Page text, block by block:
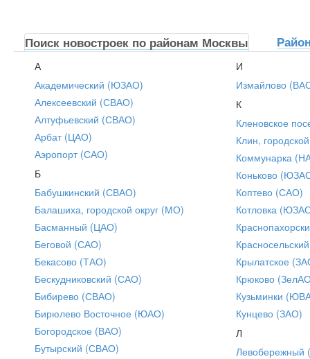
Поиск новостроек по районам Москвы
А
Академический (ЮЗАО)
Алексеевский (СВАО)
Алтуфьевский (СВАО)
Арбат (ЦАО)
Аэропорт (САО)
Б
Бабушкинский (СВАО)
Балашиха, городской округ (МО)
Басманный (ЦАО)
Беговой (САО)
Бекасово (ТАО)
Бескудниковский (САО)
Бибирево (СВАО)
Бирюлево Восточное (ЮАО)
Богородское (ВАО)
Бутырский (СВАО)
И
Измайлово
К
Кленовское
Клин,
Коммунарка
Коньково
Коптево (САО)
Котловка
Крылатское
Крюково
Кузьминки
Кунцево (ЗАО)
Л